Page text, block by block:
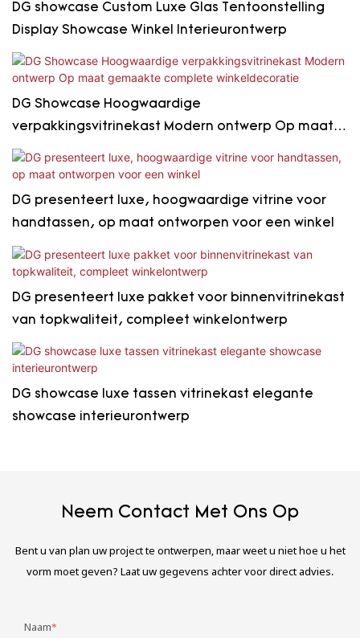
DG showcase Custom Luxe Glas Tentoonstelling
Display Showcase Winkel Interieurontwerp
DG Showcase Hoogwaardige
verpakkingsvitrinekast Modern ontwerp Op maat
gemaakte complete winkeldecoratie
DG presenteert luxe, hoogwaardige vitrine voor
handtassen, op maat ontworpen voor een winkel
DG presenteert luxe pakket voor binnenvitrinekast
van topkwaliteit, compleet winkelontwerp
DG showcase luxe tassen vitrinekast elegante
showcase interieurontwerp
Neem Contact Met Ons Op
Bent u van plan uw project te ontwerpen, maar weet u niet hoe u het
vorm moet geven? Laat uw gegevens achter voor direct advies.
Naam